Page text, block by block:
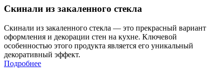
Скинали из закаленного стекла
Скинали из закаленного стекла — это прекрасный вариант
оформления и декорации стен на кухне. Ключевой
особенностью этого продукта является его уникальный
декоративный эффект.
Подробнее